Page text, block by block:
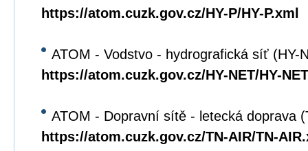
https://atom.cuzk.gov.cz/HY-P/HY-P.xml
ATOM - Vodstvo - hydrografická síť (HY-
https://atom.cuzk.gov.cz/HY-NET/HY-
ATOM - Dopravní sítě - letecká doprava
https://atom.cuzk.gov.cz/TN-AIR/TN-